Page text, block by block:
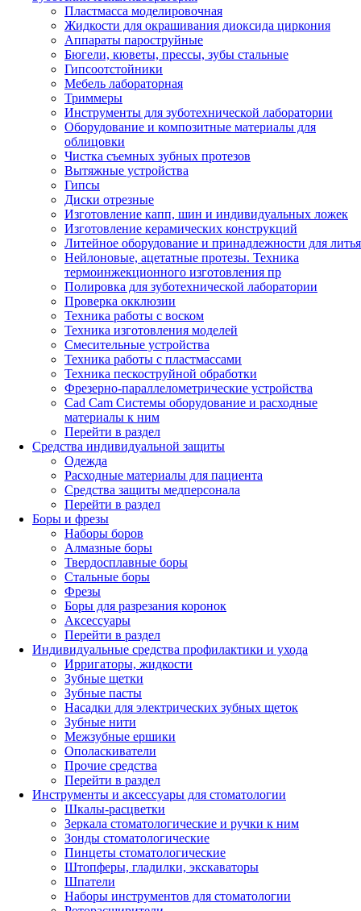
Пластмасса моделировочная
Жидкости для окрашивания диоксида циркония
Аппараты пароструйные
Бюгели, кюветы, прессы, зубы стальные
Гипсоотстойники
Мебель лабораторная
Триммеры
Инструменты для зуботехнической лаборатории
Оборудование и композитные материалы для
облицовки
Чистка съемных зубных протезов
Вытяжные устройства
Гипсы
Диски отрезные
Изготовление капп, шин и индивидуальных ложек
Изготовление керамических конструкций
Литейное оборудование и принадлежности для литья
Нейлоновые, ацетатные протезы. Техника
термоинжекционного изготовления пр
Полировка для зуботехнической лаборатории
Проверка окклюзии
Техника работы с воском
Техника изготовления моделей
Смесительные устройства
Техника работы с пластмассами
Техника пескоструйной обработки
Фрезерно-параллелометрические устройства
Cad Cam Системы оборудование и расходные
материалы к ним
Перейти в раздел
Средства индивидуальной защиты
Одежда
Расходные материалы для пациента
Средства защиты медперсонала
Перейти в раздел
Боры и фрезы
Наборы боров
Алмазные боры
Твердосплавные боры
Стальные боры
Фрезы
Боры для разрезания коронок
Аксессуары
Перейти в раздел
Индивидуальные средства профилактики и ухода
Ирригаторы, жидкости
Зубные щетки
Зубные пасты
Насадки для электрических зубных щеток
Зубные нити
Межзубные ершики
Ополаскиватели
Прочие средства
Перейти в раздел
Инструменты и аксессуары для стоматологии
Шкалы-расцветки
Зеркала стоматологические и ручки к ним
Зонды стоматологические
Пинцеты стоматологические
Штопферы, гладилки, экскаваторы
Шпатели
Наборы инструментов для стоматологии